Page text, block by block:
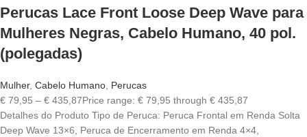
Perucas Lace Front Loose Deep Wave para
Mulheres Negras, Cabelo Humano, 40 pol.
(polegadas)
Mulher, Cabelo Humano, Perucas
€ 79,95 – € 435,87Price range: € 79,95 through € 435,87
Detalhes do Produto Tipo de Peruca: Peruca Frontal em Renda Solta
Deep Wave 13×6, Peruca de Encerramento em Renda 4×4,